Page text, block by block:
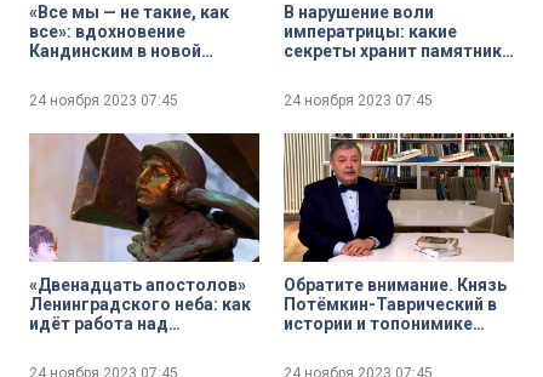
«Все мы — не такие, как
все»: вдохновение
Кандинским в новой
Парфёновой «Истерия
искусства. Эпизод второй»
24 ноября 2023 07:45
В нарушение воли
императрицы: какие
секреты хранит памятник
24 ноября 2023 07:45
«Двенадцать апостолов»
Ленинградского неба: как
идёт работа над
слухачам блокадного
Обратите внимание. Князь
Потёмкин-Таврический в
истории и топонимике